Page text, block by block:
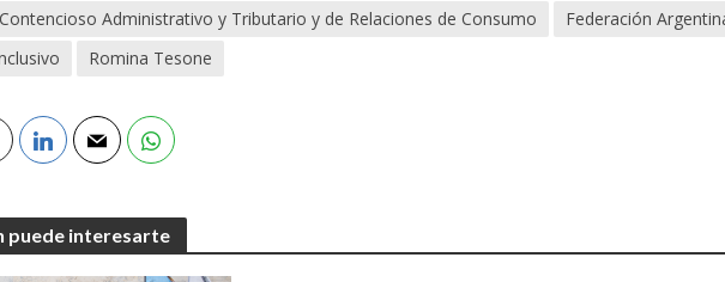
Contencioso Administrativo y Tributario y de Relaciones de Consumo Federación
Romina Tesone
puede interesarte